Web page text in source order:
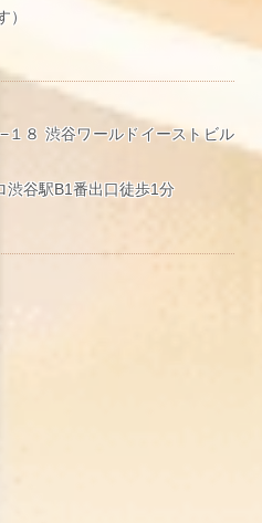
１８ 渋谷ワールドイーストビル
渋谷駅B1番出口徒歩1分